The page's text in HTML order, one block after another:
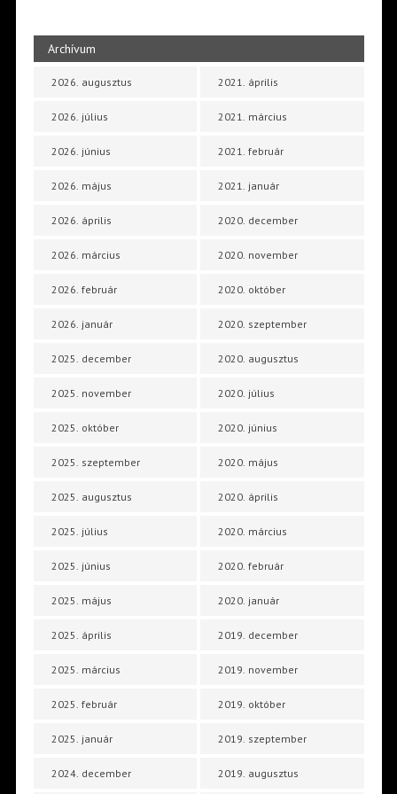
Archívum
2026. augusztus
2026. július
2026. június
2026. május
2026. április
2026. március
2026. február
2026. január
2025. december
2025. november
2025. október
2025. szeptember
2025. augusztus
2025. július
2025. június
2025. május
2025. április
2025. március
2025. február
2025. január
2024. december
2021. április
2021. március
2021. február
2021. január
2020. december
2020. november
2020. október
2020. szeptember
2020. augusztus
2020. július
2020. június
2020. május
2020. április
2020. március
2020. február
2020. január
2019. december
2019. november
2019. október
2019. szeptember
2019. augusztus